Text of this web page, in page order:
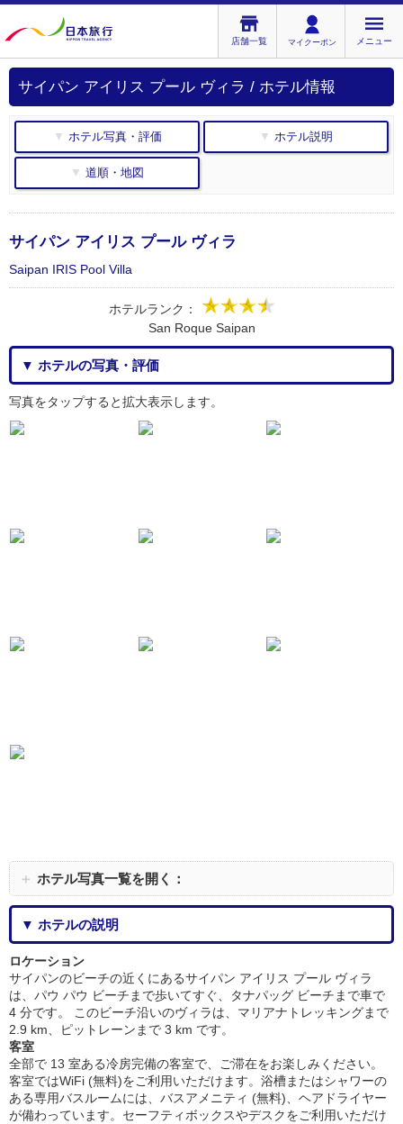
店舗一覧 マイクーポン メニュー
サイパン アイリス プール ヴィラ / ホテル情報
▼ ホテル写真・評価 ▼ ホテル説明
▼ 道順・地図
サイパン アイリス プール ヴィラ
Saipan IRIS Pool Villa
ホテルランク：
San Roque Saipan
▼ ホテルの写真・評価
写真をタップすると拡大表示します。
＋ ホテル写真一覧を開く：
▼ ホテルの説明
ロケーション
サイパンのビーチの近くにあるサイパン アイリス プール ヴィラ
は、パウ パウ ビーチまで歩いてすぐ、タナパッグ ビーチまで車で
4 分です。 このビーチ沿いのヴィラは、マリアナトレッキングまで
2.9 km、ピットレーンまで 3 km です。
客室
全部で 13 室ある冷房完備の客室で、ご滞在をお楽しみください。
客室ではWiFi (無料)をご利用いただけます。浴槽またはシャワーの
ある専用バスルームには、バスアメニティ (無料)、ヘアドライヤー
が備わっています。セーフティボックスやデスクをご利用いただけ